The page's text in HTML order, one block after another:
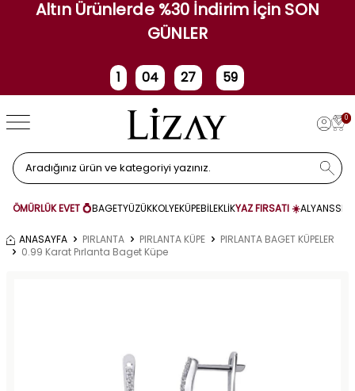
Altın Ürünlerde %30 İndirim İçin SON
GÜNLER
1
Gün
04
Saat
27 58
0
ÖMÜRLÜK EVET 💍BAGETYÜZÜKKOLYEKÜPEBİLEKLİKYAZ FIRSATI ☀️ALYANS
ANASAYFA PIRLANTA PIRLANTA KÜPE
PIRLANTA BAGET KÜPELER
0.99 Karat Pırlanta Baget Küpe